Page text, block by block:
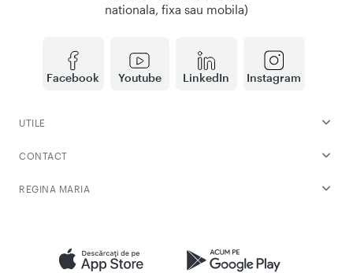
Facebook Youtube LinkedIn Instagram
nationala, fixa sau mobila)
UTILE
CONTACT
REGINA MARIA